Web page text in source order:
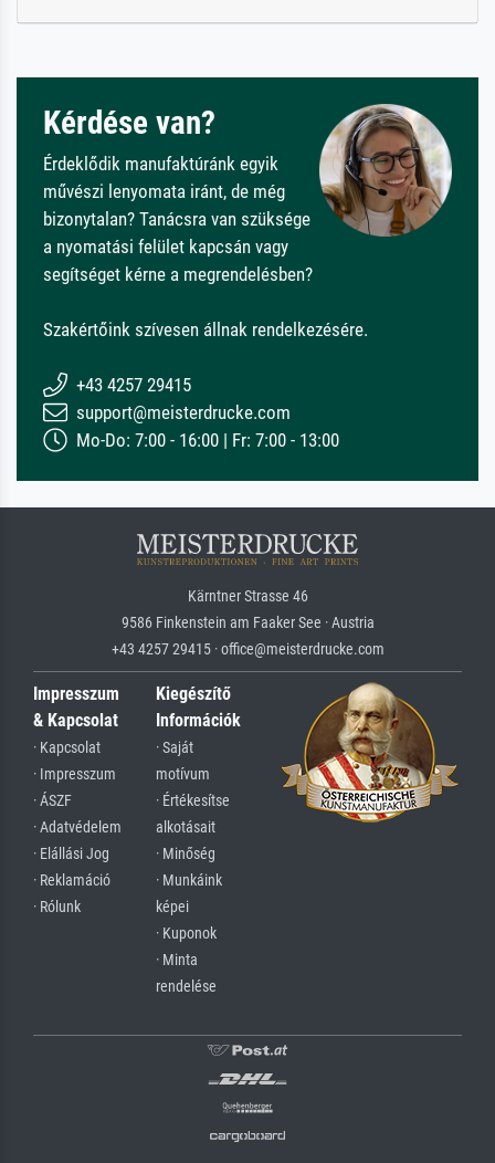
Kérdése van?
Érdeklődik manufaktúránk egyik
művészi lenyomata iránt, de még
bizonytalan? Tanácsra van szüksége
a nyomatási felület kapcsán vagy
segítséget kérne a megrendelésben?
Szakértőink szívesen állnak rendelkezésére.
+43 4257 29415
support@meisterdrucke.com
Mo-Do: 7:00 - 16:00 | Fr: 7:00 - 13:00
Kärntner Strasse 46
9586 Finkenstein am Faaker See · Austria
+43 4257 29415 · office@meisterdrucke.com
Impresszum
& Kapcsolat
· Kapcsolat
· Impresszum
· ÁSZF
· Adatvédelem
· Elállási Jog
· Reklamáció
· Rólunk
Kiegészítő
Információk
· Saját
motívum
· Értékesítse
alkotásait
· Minőség
· Munkáink
képei
· Kuponok
· Minta
rendelése